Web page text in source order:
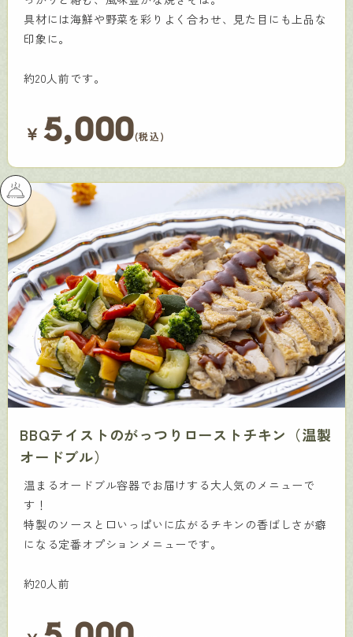
具材には海鮮や野菜を彩りよく合わせ、見た目にも上品な
印象に。
約20人前です。
￥ 5,000(税込)
BBQテイストのがっつりローストチキン（温製
オードブル）
温まるオードブル容器でお届けする大人気のメニューで
す！
特製のソースと口いっぱいに広がるチキンの香ばしさが癖
になる定番オプションメニューです。
約20人前